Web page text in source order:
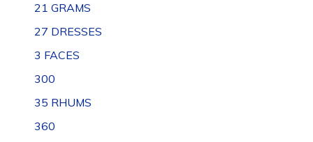
21 GRAMS
27 DRESSES
3 FACES
300
35 RHUMS
360